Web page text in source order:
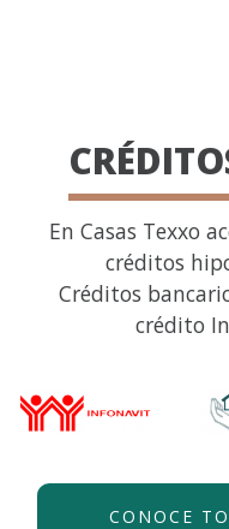
En Casas Texxo
créditos
Créditos
crédito
CONOCE